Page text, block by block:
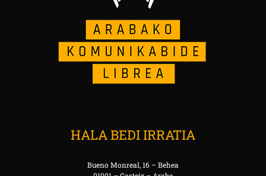
HALA BEDI IRRATIA
Bueno Monreal, 16 – Behea